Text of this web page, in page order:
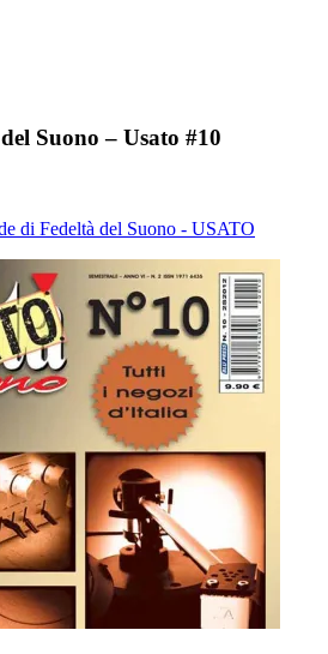
Suono – Usato #10
di Fedeltà del Suono - USATO